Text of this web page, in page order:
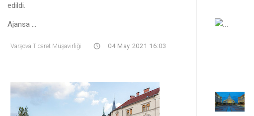
edildi.
Ajansa ...
Varşova Ticaret Müşavirliği 04 May 2021 16:03